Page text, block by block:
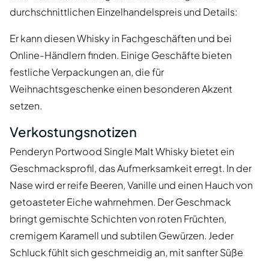
durchschnittlichen Einzelhandelspreis und Details:
Er kann diesen Whisky in Fachgeschäften und bei
Online-Händlern finden. Einige Geschäfte bieten
festliche Verpackungen an, die für
Weihnachtsgeschenke einen besonderen Akzent
setzen.
Verkostungsnotizen
Penderyn Portwood Single Malt Whisky bietet ein
Geschmacksprofil, das Aufmerksamkeit erregt. In der
Nase wird er reife Beeren, Vanille und einen Hauch von
getoasteter Eiche wahrnehmen. Der Geschmack
bringt gemischte Schichten von roten Früchten,
cremigem Karamell und subtilen Gewürzen. Jeder
Schluck fühlt sich geschmeidig an, mit sanfter Süße